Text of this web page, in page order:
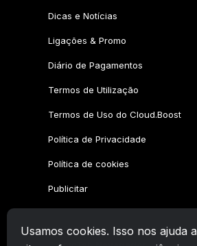
Usamos cookies. Isso nos ajuda
Dicas e Notícias
Ligações & Promo
Diário de Pagamentos
Termos de Utilização
Termos de Uso do Cloud.Boost
Política de Privacidade
Política de cookies
Publicitar